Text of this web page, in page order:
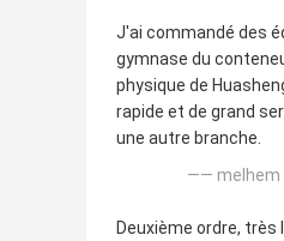
J'ai commandé des
gymnase du
physique de
rapide et de grand
une autre branche.
—— melhem
Deuxième ordre,